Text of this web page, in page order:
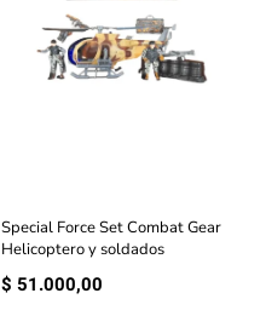
Special Force Set Combat Gear
Helicoptero y soldados
$ 51.000,00